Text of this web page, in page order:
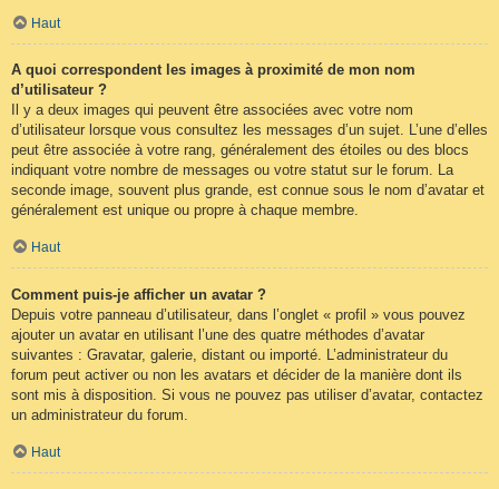
Haut
A quoi correspondent les images à proximité de mon nom
d’utilisateur ?
Il y a deux images qui peuvent être associées avec votre nom
d’utilisateur lorsque vous consultez les messages d’un sujet. L’une d’elles
peut être associée à votre rang, généralement des étoiles ou des blocs
indiquant votre nombre de messages ou votre statut sur le forum. La
seconde image, souvent plus grande, est connue sous le nom d’avatar et
généralement est unique ou propre à chaque membre.
Haut
Comment puis-je afficher un avatar ?
Depuis votre panneau d’utilisateur, dans l’onglet « profil » vous pouvez
ajouter un avatar en utilisant l’une des quatre méthodes d’avatar
suivantes : Gravatar, galerie, distant ou importé. L’administrateur du
forum peut activer ou non les avatars et décider de la manière dont ils
sont mis à disposition. Si vous ne pouvez pas utiliser d’avatar, contactez
un administrateur du forum.
Haut